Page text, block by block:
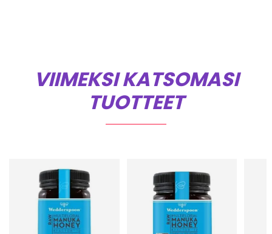
VIIMEKSI KATSOMASI
TUOTTEET